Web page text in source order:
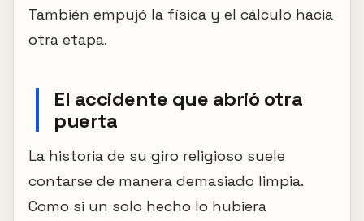
También empujó la física y el cálculo hacia
otra etapa.
El accidente que abrió otra
puerta
La historia de su giro religioso suele
contarse de manera demasiado limpia.
Como si un solo hecho lo hubiera